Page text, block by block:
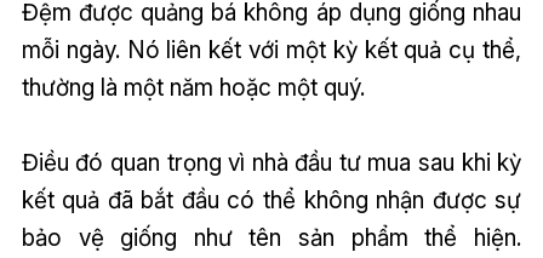
Đệm được quảng bá không áp dụng giống nhau
mỗi ngày. Nó liên kết với một kỳ kết quả cụ thể,
thường là một năm hoặc một quý.
Điều đó quan trọng vì nhà đầu tư mua sau khi kỳ
kết quả đã bắt đầu có thể không nhận được sự
bảo vệ giống như tên sản phẩm thể hiện.